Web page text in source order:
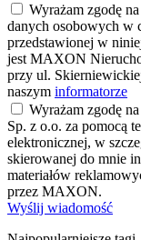
Wyrażam zgodę
danych osobowych w
przedstawionej w
jest MAXON
przy ul.
naszym informatorze
Wyrażam zgodę
Sp. z o.o. za pomocą
elektronicznej, w
skierowanej do mnie
materiałów
przez MAXON.
Wyślij wiadomość